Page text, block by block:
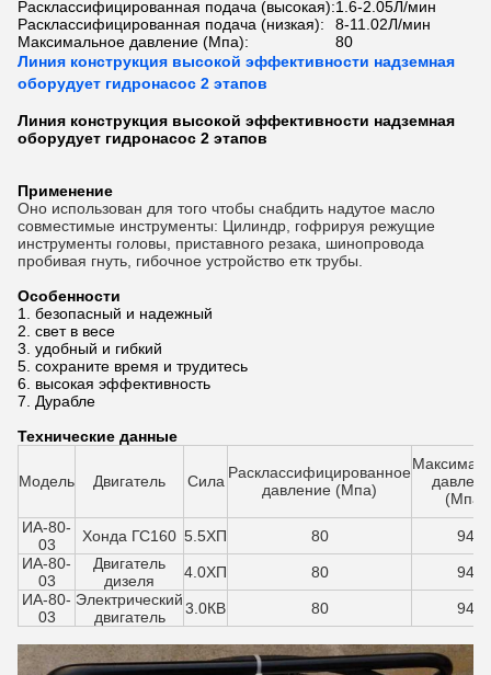
Расклассифицированная подача (высокая):1.6-2.05Л/мин
Расклассифицированная подача (низкая):
8-11.02Л/мин
Максимальное давление (Мпа):
80
Линия конструкция высокой эффективности надземная
оборудует гидронасос 2 этапов
Линия конструкция высокой эффективности надземная
оборудует гидронасос 2 этапов
Применение
Оно использован для того чтобы снабдить надутое масло
совместимые инструменты: Цилиндр, гофрируя режущие
инструменты головы, приставного резака, шинопровода
пробивая гнуть, гибочное устройство етк трубы.
Особенности
1. безопасный и надежный
2. свет в весе
3. удобный и гибкий
5. сохраните время и трудитесь
6. высокая эффективность
7. Дурабле
Технические данные
Модель Двигатель Сила Расклассифицированное
давление (Мпа)
(Мпа)
ИА-80-
03
Хонда ГС160 5.5ХП 80
94
ИА-80-
03
Двигатель
дизеля
4.0ХП 80
94
ИА-80-
03
Электрический
двигатель
3.0КВ 80 94